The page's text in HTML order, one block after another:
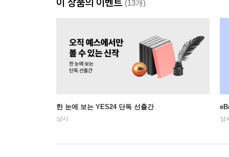
(13개)
한 눈에 보는 YES24 단독 선출간
상시 상